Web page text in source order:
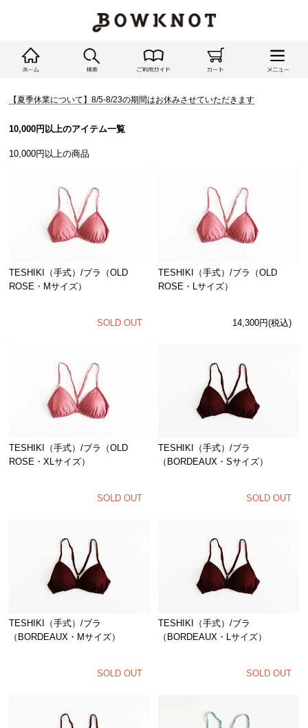
【夏季休業について】8/5-8/23の期間はお休みさせていただきます
10,000円以上のアイテム一覧
10,000円以上の商品
TESHIKI（手式）/ブラ（OLD
ROSE・Mサイズ）
SOLD OUT
TESHIKI（手式）/ブラ（OLD
ROSE・Lサイズ）
14,300円(税込)
TESHIKI（手式）/ブラ（OLD
ROSE・XLサイズ）
SOLD OUT
TESHIKI（手式）/ブラ
（BORDEAUX・Sサイズ）
SOLD OUT
TESHIKI（手式）/ブラ
（BORDEAUX・Mサイズ）
SOLD OUT
TESHIKI（手式）/ブラ
（BORDEAUX・Lサイズ）
SOLD OUT